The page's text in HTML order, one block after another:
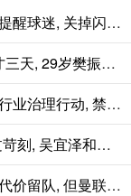
摩根策酪 忍无可忍! 王楚钦亲自去场边提醒球迷, 关掉闪光灯!
银河证券 谁能料到乒乓球全锦赛开赛才三天, 29岁樊振东意外走红全网
赛岳恒配资 北青: 申思事件可能引发全行业治理行动, 禁业人员再受关注
日斗-优配 利索夫斯基: 亨得利对我太过苛刻, 吴宜泽和赵心童简直不可思议!
启恒配资 罗马诺: 齐尔克泽想不惜一切代价留队, 但曼联可能让他走人